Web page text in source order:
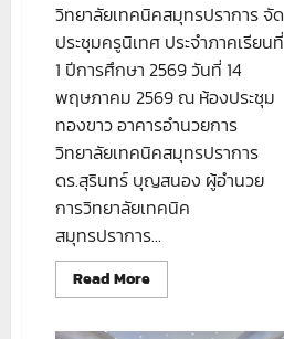
วิทยาลัยเทคนิคสมุทรปราการ จัด
ประชุมครูนิเทศ ประจำภาคเรียนที่
1 ปีการศึกษา 2569 วันที่ 14
พฤษภาคม 2569 ณ ห้องประชุม
ทองขาว อาคารอำนวยการ
วิทยาลัยเทคนิคสมุทรปราการ
ดร.สุรินทร์ บุญสนอง ผู้อำนวย
การวิทยาลัยเทคนิค
สมุทรปราการ...
Read MoreRead
more